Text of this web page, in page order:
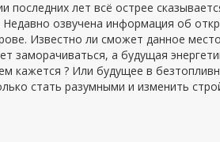
последних лет всё острее
Недавно озвучена информация об
Известно ли сможет данное
заморачиваться, а будущая
кажется ? Или будущее в
стать разумными и изменить